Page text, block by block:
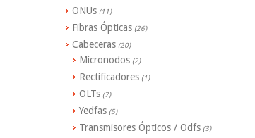
ONUs (11)
Fibras Ópticas (26)
Cabeceras (20)
Micronodos (2)
Rectificadores (1)
OLTs (7)
Yedfas (5)
Transmisores Ópticos / Odfs (3)